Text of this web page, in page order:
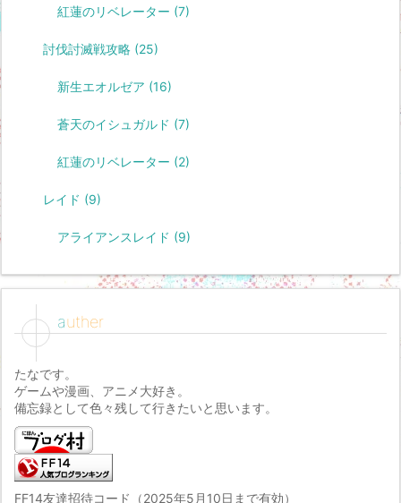
紅蓮のリベレーター (7)
討伐討滅戦攻略 (25)
新生エオルゼア (16)
蒼天のイシュガルド (7)
紅蓮のリベレーター (2)
レイド (9)
アライアンスレイド (9)
auther
たなです。
ゲームや漫画、アニメ大好き。
備忘録として色々残して行きたいと思います。
FF14友達招待コード（2025年5月10日まで有効）